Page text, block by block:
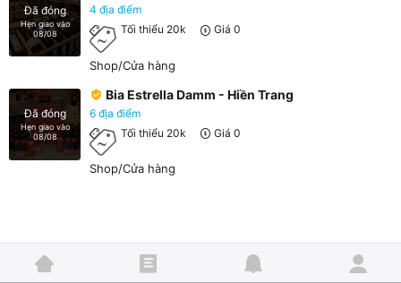
Đã đóng
Hẹn giao vào
08/08
4 địa điểm
Tối thiểu 20k
Giá 0
Shop/Cửa hàng
Đã đóng
Hẹn giao vào
08/08
Bia Estrella Damm - Hiền Trang
6 địa điểm
Tối thiểu 20k
Giá 0
Shop/Cửa hàng